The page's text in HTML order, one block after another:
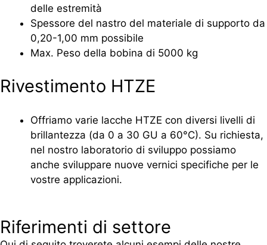
delle estremità
Spessore del nastro del materiale di supporto da
0,20-1,00 mm possibile
Max. Peso della bobina di 5000 kg
Rivestimento HTZE
Offriamo varie lacche HTZE con diversi livelli di
brillantezza (da 0 a 30 GU a 60°C). Su richiesta,
nel nostro laboratorio di sviluppo possiamo
anche sviluppare nuove vernici specifiche per le
vostre applicazioni.
Riferimenti di settore